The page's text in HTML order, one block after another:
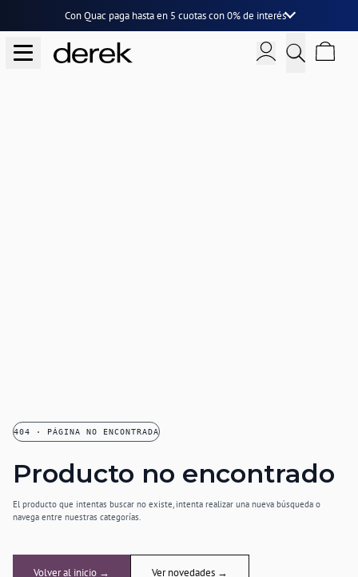
Con Quac paga hasta en 5 cuotascon0% de interés
404 · PÁGINA NO ENCONTRADA
Producto no encontrado
El producto que intentas buscar no existe, intenta realizar una nueva búsqueda o
navega entre nuestras categorías.
Volver al inicio → Ver novedades →